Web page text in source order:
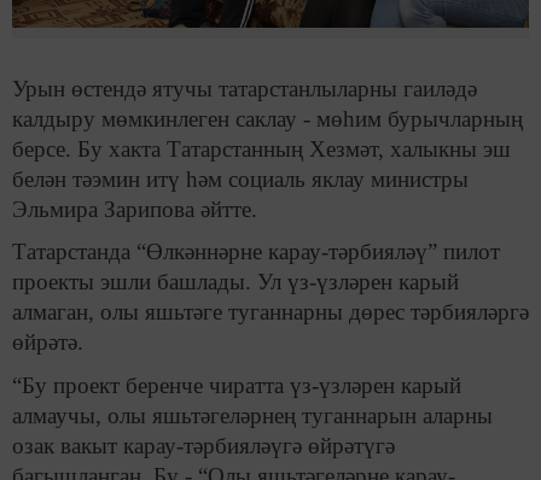
Урын өстендә ятучы татарстанлыларны гаиләдә
калдыру мөмкинлеген саклау - мөһим бурычларның
берсе. Бу хакта Татарстанның Хезмәт, халыкны эш
белән тәэмин итү һәм социаль яклау министры
Эльмира Зарипова әйтте.
Татарстанда “Өлкәннәрне карау-тәрбияләү” пилот
проекты эшли башлады. Ул үз-үзләрен карый
алмаган, олы яшьтәге туганнарны дөрес тәрбияләргә
өйрәтә.
“Бу проект беренче чиратта үз-үзләрен карый
алмаучы, олы яшьтәгеләрнең туганнарын аларны
озак вакыт карау-тәрбияләүгә өйрәтүгә